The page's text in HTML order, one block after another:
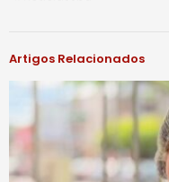
Artigos Relacionados